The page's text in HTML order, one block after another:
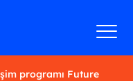
programı Future